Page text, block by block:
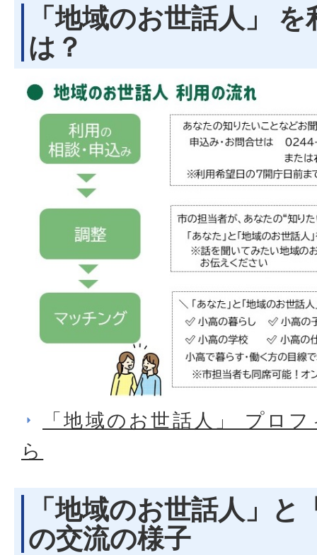
「地域のお世話人」
は？
「地域のお世話人」 プロ
ら
「地域のお世話人」と
の交流の様子